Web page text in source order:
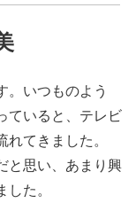
。いつものよう
ていると、テレビ
てきました。
と思い、あまり興
た。